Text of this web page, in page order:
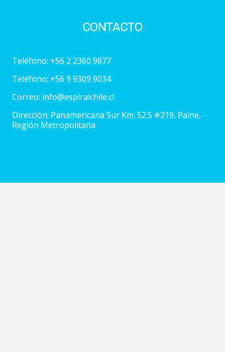
CONTACTO
Teléfono: +56 2 2360 9877
Teléfono: +56 9 9309 9034
Correo: info@espiralchile.cl
Dirección: Panamericana Sur Km. 52.5 #219, Paine,
Región Metropolitana